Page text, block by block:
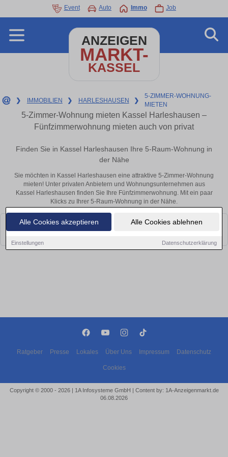
Alle Cookies akzeptieren Alle Cookies ablehnen
Einstellungen Datenschutzerklärung
Event Auto Immo Job
ANZEIGEN
MARKT-
KASSEL
❯ IMMOBILIEN ❯ HARLESHAUSEN ❯
5-ZIMMER-WOHNUNG-
MIETEN
5-Zimmer-Wohnung mieten Kassel Harleshausen –
Fünfzimmerwohnung mieten auch von privat
Finden Sie in Kassel Harleshausen Ihre 5-Raum-Wohnung in
der Nähe
Sie möchten in Kassel Harleshausen eine attraktive 5-Zimmer-Wohnung
mieten! Unter privaten Anbietern und Wohnungsunternehmen aus
Kassel Harleshausen finden Sie Ihre Fünfzimmerwohnung. Mit ein paar
Klicks zu Ihrer 5-Raum-Wohnung in der Nähe.
Leider konnten wir derzeit keine passenden Objekte finden. Schauen Sie
Ratgeber Presse Lokales Über Uns Impressum Datenschutz
Cookies
Copyright © 2000 - 2026 | 1A Infosysteme GmbH | Content by: 1A-Anzeigenmarkt.de
06.08.2026